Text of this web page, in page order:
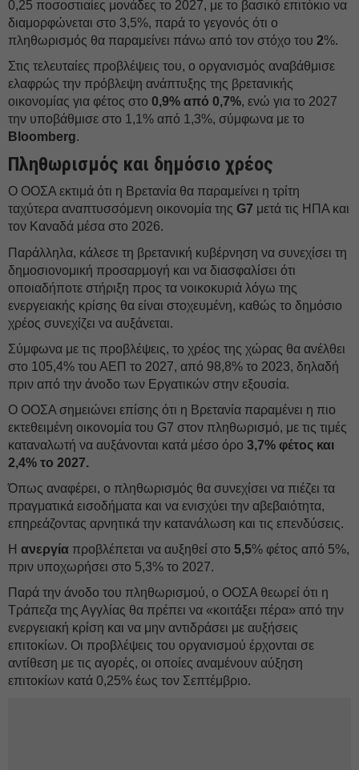
0,25 ποσοστιαίες μονάδες το 2027, με το βασικό επιτόκιο να
διαμορφώνεται στο 3,5%, παρά το γεγονός ότι ο
πληθωρισμός θα παραμείνει πάνω από τον στόχο του 2%.
Στις τελευταίες προβλέψεις του, ο οργανισμός αναβάθμισε
ελαφρώς την πρόβλεψη ανάπτυξης της βρετανικής
οικονομίας για φέτος στο 0,9% από 0,7%, ενώ για το 2027
την υποβάθμισε στο 1,1% από 1,3%, σύμφωνα με το
Bloomberg.
Πληθωρισμός και δημόσιο χρέος
Ο ΟΟΣΑ εκτιμά ότι η Βρετανία θα παραμείνει η τρίτη
ταχύτερα αναπτυσσόμενη οικονομία της G7 μετά τις ΗΠΑ και
τον Καναδά μέσα στο 2026.
Παράλληλα, κάλεσε τη βρετανική κυβέρνηση να συνεχίσει τη
δημοσιονομική προσαρμογή και να διασφαλίσει ότι
οποιαδήποτε στήριξη προς τα νοικοκυριά λόγω της
ενεργειακής κρίσης θα είναι στοχευμένη, καθώς το δημόσιο
χρέος συνεχίζει να αυξάνεται.
Σύμφωνα με τις προβλέψεις, το χρέος της χώρας θα ανέλθει
στο 105,4% του ΑΕΠ το 2027, από 98,8% το 2023, δηλαδή
πριν από την άνοδο των Εργατικών στην εξουσία.
Ο ΟΟΣΑ σημειώνει επίσης ότι η Βρετανία παραμένει η πιο
εκτεθειμένη οικονομία του G7 στον πληθωρισμό, με τις τιμές
καταναλωτή να αυξάνονται κατά μέσο όρο 3,7% φέτος και
2,4% το 2027.
Όπως αναφέρει, ο πληθωρισμός θα συνεχίσει να πιέζει τα
πραγματικά εισοδήματα και να ενισχύει την αβεβαιότητα,
επηρεάζοντας αρνητικά την κατανάλωση και τις επενδύσεις.
Η ανεργία προβλέπεται να αυξηθεί στο 5,5% φέτος από 5%,
πριν υποχωρήσει στο 5,3% το 2027.
Παρά την άνοδο του πληθωρισμού, ο ΟΟΣΑ θεωρεί ότι η
Τράπεζα της Αγγλίας θα πρέπει να «κοιτάξει πέρα» από την
ενεργειακή κρίση και να μην αντιδράσει με αυξήσεις
επιτοκίων. Οι προβλέψεις του οργανισμού έρχονται σε
αντίθεση με τις αγορές, οι οποίες αναμένουν αύξηση
επιτοκίων κατά 0,25% έως τον Σεπτέμβριο.